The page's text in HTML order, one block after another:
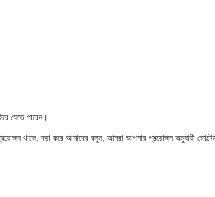
যেতে পারেন।
থাকে, দয়া করে আমাদের বলুন, আমরা আপনার প্রয়োজন অনুযায়ী